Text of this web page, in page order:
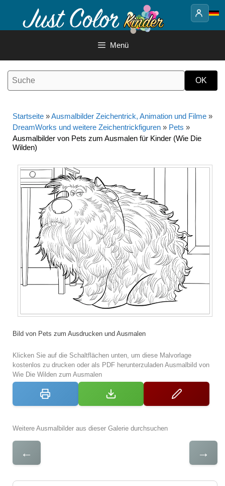
Inhalt
Menü
Startseite »Ausmalbilder Zeichentrick, Animation und Filme »
DreamWorks und weitere Zeichentrickfiguren » Pets »
Ausmalbilder von Pets zum Ausmalen für Kinder (Wie Die
Wilden)
Bild von Pets zum Ausdrucken und Ausmalen
Klicken Sie auf die Schaltflächen unten, um diese Malvorlage
kostenlos zu drucken oder als PDF herunterzuladen Ausmalbild von
Wie Die Wilden zum Ausmalen
Weitere Ausmalbilder aus dieser Galerie durchsuchen
← →